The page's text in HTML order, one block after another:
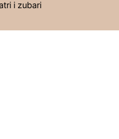
i zubari